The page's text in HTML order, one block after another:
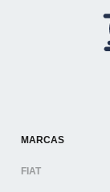
MARCAS
FIAT